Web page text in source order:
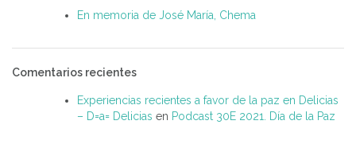
En memoria de José María, Chema
Comentarios recientes
Experiencias recientes a favor de la paz en Delicias
– D=a= Delicias en Podcast 30E 2021. Día de la Paz